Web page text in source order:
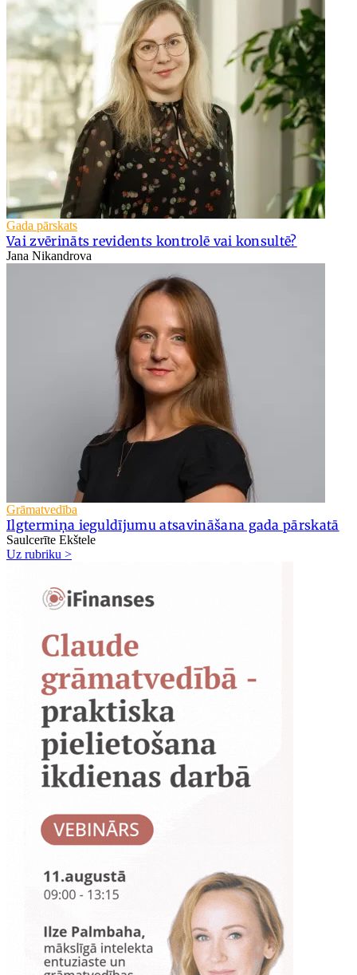
Gada pārskats
Vai zvērināts revidents kontrolē vai konsultē?
Jana Nikandrova
Grāmatvedība
Ilgtermiņa ieguldījumu atsavināšana gada pārskatā
Saulcerīte Ekštele
Uz rubriku >